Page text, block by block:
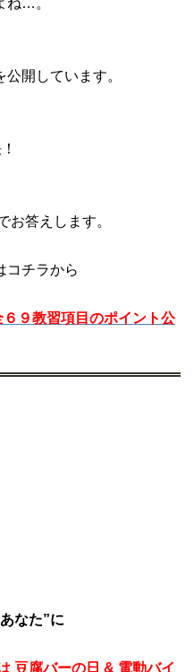
開しています。
お答えします。
コチラから
６９教習項目のポイント公
なた”に
豆腐バーの日 & 電動バイ